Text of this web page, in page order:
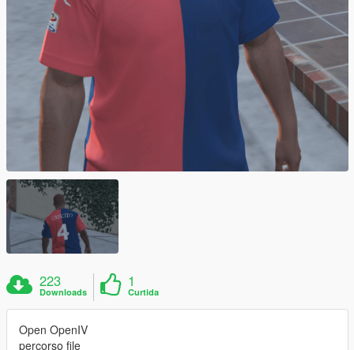
223
Downloads
1
Curtida
Open OpenIV
percorso file